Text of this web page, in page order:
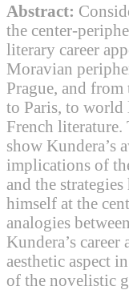
Abstract:
the center-
literary career
Moravian
Prague, and
to Paris, to
French
show Kundera’s
implications of
and the
himself at the
analogies
Kundera’s
aesthetic aspect
of the novelistic